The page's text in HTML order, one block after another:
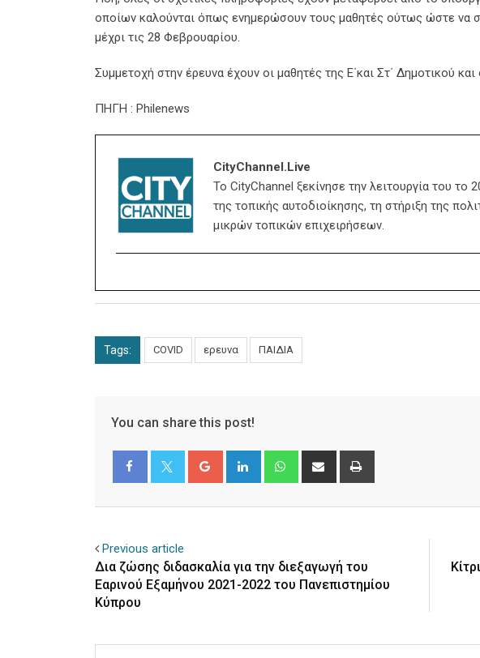
οποίων καλούνται όπως ενημερώσουν τους μαθητές ούτως ώστε να
μέχρι τις 28 Φεβρουαρίου.
Συμμετοχή στην έρευνα έχουν οι μαθητές της Ε΄και Στ΄ Δημοτικού
ΠΗΓΗ : Philenews
CityChannel.live
Το CityChannel ξεκίνησε την λειτουργία του
της τοπικής αυτοδιοίκησης, τη στήριξη της
μικρών τοπικών επιχειρήσεων.
Tags: COVID ερευνα ΠΑΙΔΙΑ
You can share this post!
Google+ LinkedIn WhatsappShare
Previous article
Δια ζώσης διδασκαλία για την διεξαγωγή του
Εαρινού Εξαμήνου 2021-2022 του Πανεπιστημίου
Κύπρου